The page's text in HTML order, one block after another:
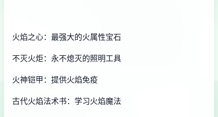
火焰之心：最强大的火属性宝石
不灭火炬：永不熄灭的照明工具
火神铠甲：提供火焰免疫
古代火焰法术书：学习火焰魔法